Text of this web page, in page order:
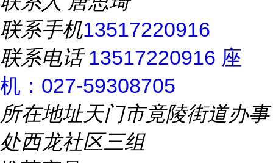
联系手机13517220916
联系电话13517220916 座
机：027-59308705
所在地址天门市竟陵街道办事
处西龙社区三组